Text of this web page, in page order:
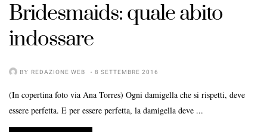
Bridesmaids: quale abito
indossare
BY REDAZIONE WEB 8 SETTEMBRE 2016
(In copertina foto via Ana Torres) Ogni damigella che si rispetti, deve
essere perfetta. E per essere perfetta, la damigella deve ...